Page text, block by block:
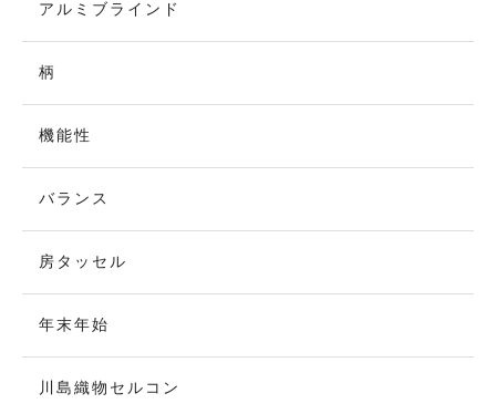
アルミブラインド
柄
機能性
バランス
房タッセル
年末年始
川島織物セルコン